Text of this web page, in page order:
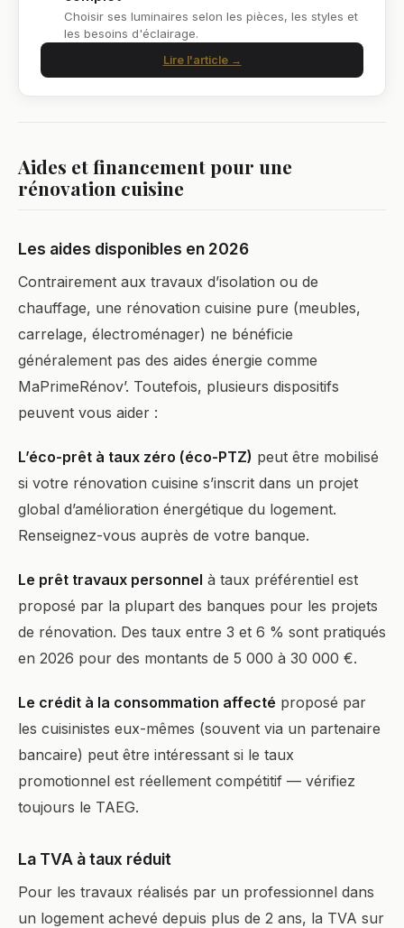
Choisir ses luminaires selon les pièces, les styles et
les besoins d'éclairage.
Lire l'article →
Aides et financement pour une
rénovation cuisine
Les aides disponibles en 2026
Contrairement aux travaux d’isolation ou de
chauffage, une rénovation cuisine pure (meubles,
carrelage, électroménager) ne bénéficie
généralement pas des aides énergie comme
MaPrimeRénov’. Toutefois, plusieurs dispositifs
peuvent vous aider :
L’éco-prêt à taux zéro (éco-PTZ) peut être mobilisé
si votre rénovation cuisine s’inscrit dans un projet
global d’amélioration énergétique du logement.
Renseignez-vous auprès de votre banque.
Le prêt travaux personnel à taux préférentiel est
proposé par la plupart des banques pour les projets
de rénovation. Des taux entre 3 et 6 % sont pratiqués
en 2026 pour des montants de 5 000 à 30 000 €.
Le crédit à la consommation affecté proposé par
les cuisinistes eux-mêmes (souvent via un partenaire
bancaire) peut être intéressant si le taux
promotionnel est réellement compétitif — vérifiez
toujours le TAEG.
La TVA à taux réduit
Pour les travaux réalisés par un professionnel dans
un logement achevé depuis plus de 2 ans, la TVA sur